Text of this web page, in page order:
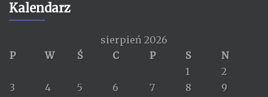
Kalendarz
sierpień 2026
P
W Ś C P S
N
1
2
3
4 5 6 7 8
9